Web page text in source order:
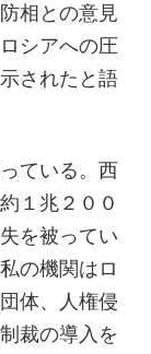
相との意見
シアへの圧
されたと語
ている。西
１兆２００
を被ってい
の機関はロ
体、人権侵
裁の導入を